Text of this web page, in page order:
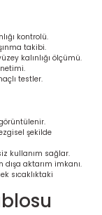
kontrolü.
takibi.
kalınlığı ölçümü.
testler.
şekilde
kullanım sağlar.
dışa aktarım imkanı.
sıcaklıktaki